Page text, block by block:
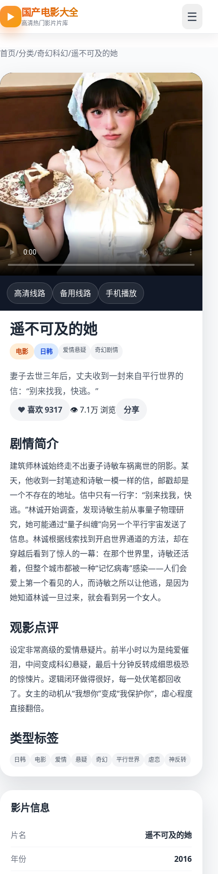
▶ 国产电影大全
高清热门影片片库 ☰
首页/分类/奇幻科幻/遥不可及的她
高清线路 备用线路 手机播放
遥不可及的她
电影 日韩 爱情悬疑 奇幻剧情
妻子去世三年后，丈夫收到一封来自平行世界的
信：“别来找我，快逃。”
♥ 喜欢9317 👁 7.1万 浏览 分享
剧情简介
建筑师林诚始终走不出妻子诗敏车祸离世的阴影。某
天，他收到一封笔迹和诗敏一模一样的信，邮戳却是
一个不存在的地址。信中只有一行字：“别来找我，快
逃。”林诚开始调查，发现诗敏生前从事量子物理研
究，她可能通过“量子纠缠”向另一个平行宇宙发送了
信息。林诚根据线索找到开启世界通道的方法，却在
穿越后看到了惊人的一幕：在那个世界里，诗敏还活
着，但整个城市都被一种“记忆病毒”感染——人们会
爱上第一个看见的人，而诗敏之所以让他逃，是因为
她知道林诚一旦过来，就会看到另一个女人。
观影点评
设定非常高级的爱情悬疑片。前半小时以为是纯爱催
泪，中间变成科幻悬疑，最后十分钟反转成细思极恐
的惊悚片。逻辑闭环做得很好，每一处伏笔都回收
了。女主的动机从“我想你”变成“我保护你”，虐心程度
直接翻倍。
类型标签
日韩 电影 爱情 悬疑 奇幻 平行世界 虐恋 神反转
影片信息
片名 遥不可及的她
年份 2016